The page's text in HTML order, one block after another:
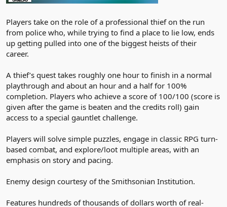
Players take on the role of a professional thief on the run
from police who, while trying to find a place to lie low, ends
up getting pulled into one of the biggest heists of their
career.
A thief’s quest takes roughly one hour to finish in a normal
playthrough and about an hour and a half for 100%
completion. Players who achieve a score of 100/100 (score is
given after the game is beaten and the credits roll) gain
access to a special gauntlet challenge.
Players will solve simple puzzles, engage in classic RPG turn-
based combat, and explore/loot multiple areas, with an
emphasis on story and pacing.
Enemy design courtesy of the Smithsonian Institution.
Features hundreds of thousands of dollars worth of real-